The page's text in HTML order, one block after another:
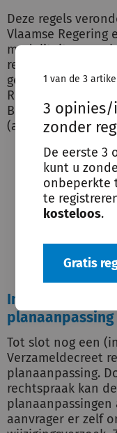
1 van de 3
3 opinies/
zonder
De eerste 3
kunt u
onbeperkte
te
kosteloos.
Gratis
Deze regels
Vlaamse
modaliteiten van
regels pas later in
geamendeerde
Regering binnen
Belgisch
(amendement n°
‘Ja, als…’
die
In eer hersteld:
planaanpassing
Tot slot nog een
Verzameldecreet
planaanpassing.
rechtspraak kan
aanvrager er zelf